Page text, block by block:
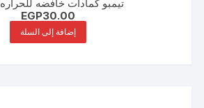
تيمبو كمادات خافضه للحراره 4قطع
EGP30.00
إضافة إلى السلة